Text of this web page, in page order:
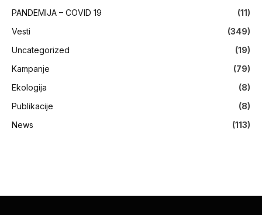
PANDEMIJA – COVID 19
(11)
Vesti
(349)
Uncategorized
(19)
Kampanje
(79)
Ekologija
(8)
Publikacije
(8)
News
(113)